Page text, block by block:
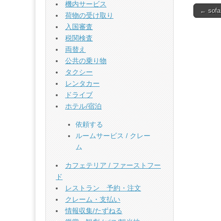
Post
← sofa
機内サービス
荷物の受け取り
入国審査
税関検査
両替え
公共の乗り物
タクシー
レンタカー
ドライブ
ホテル/宿泊
依頼する
ルームサービス / クレー
ム
カフェテリア / ファーストフー
ド
レストラン 予約・注文
クレーム・支払い
情報収集/たずねる